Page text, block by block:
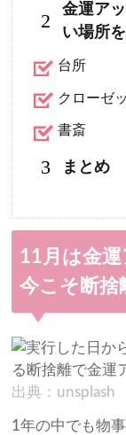
2
金運ア
い場所
台所
クローゼ
書斎
3 まとめ
11月は金運アップが期待できる時期！
今こそ断捨
出典：unsplash
1年の中でも物